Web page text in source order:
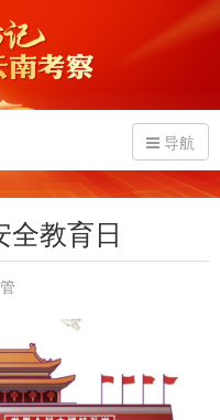
导航
全教育日